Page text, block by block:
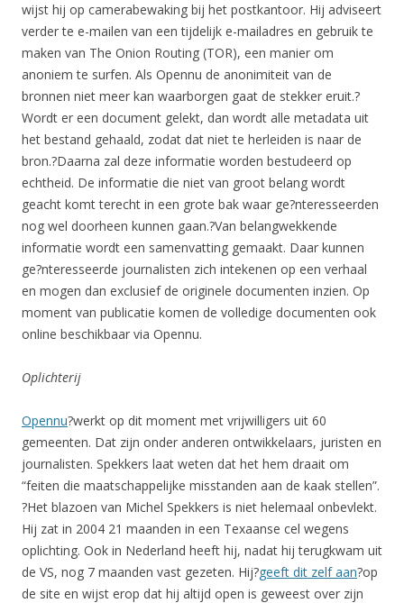
wijst hij op camerabewaking bij het postkantoor. Hij adviseert
verder te e-mailen van een tijdelijk e-mailadres en gebruik te
maken van The Onion Routing (TOR), een manier om
anoniem te surfen. Als Opennu de anonimiteit van de
bronnen niet meer kan waarborgen gaat de stekker eruit.?
Wordt er een document gelekt, dan wordt alle metadata uit
het bestand gehaald, zodat dat niet te herleiden is naar de
bron.?Daarna zal deze informatie worden bestudeerd op
echtheid. De informatie die niet van groot belang wordt
geacht komt terecht in een grote bak waar ge?nteresseerden
nog wel doorheen kunnen gaan.?Van belangwekkende
informatie wordt een samenvatting gemaakt. Daar kunnen
ge?nteresseerde journalisten zich intekenen op een verhaal
en mogen dan exclusief de originele documenten inzien. Op
moment van publicatie komen de volledige documenten ook
online beschikbaar via Opennu.
Oplichterij
Opennu?werkt op dit moment met vrijwilligers uit 60
gemeenten. Dat zijn onder anderen ontwikkelaars, juristen en
journalisten. Spekkers laat weten dat het hem draait om
“feiten die maatschappelijke misstanden aan de kaak stellen”.
?Het blazoen van Michel Spekkers is niet helemaal onbevlekt.
Hij zat in 2004 21 maanden in een Texaanse cel wegens
oplichting. Ook in Nederland heeft hij, nadat hij terugkwam uit
de VS, nog 7 maanden vast gezeten. Hij?geeft dit zelf aan?op
de site en wijst erop dat hij altijd open is geweest over zijn